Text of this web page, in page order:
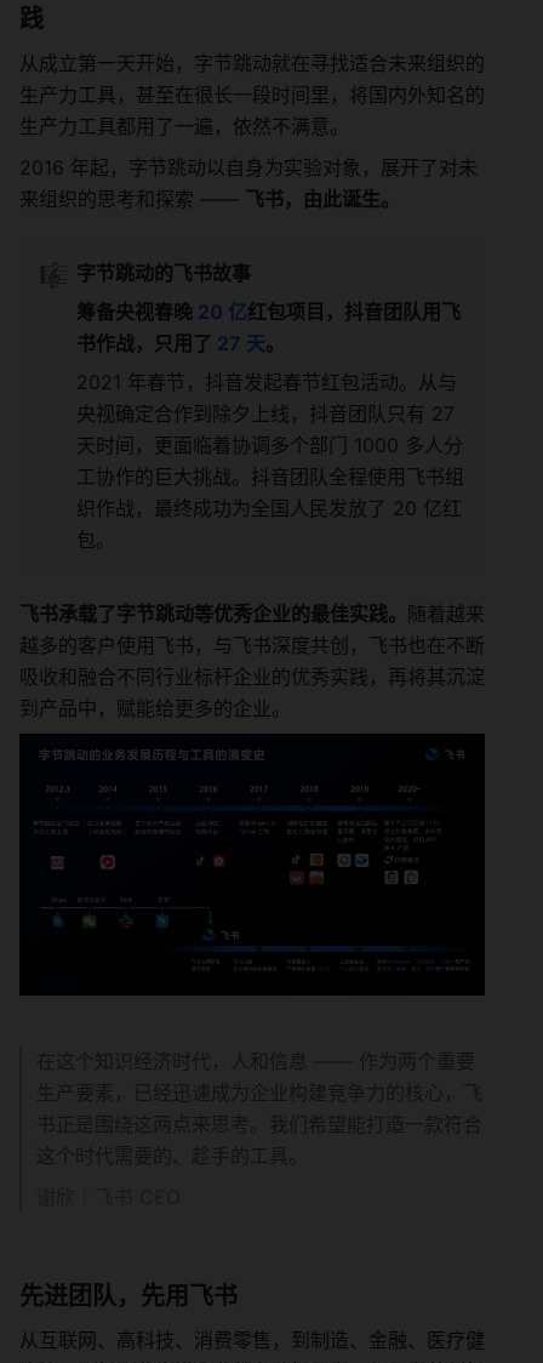
践
从成立第一天开始，字节跳动就在寻找适合未来组织的
生产力工具，甚至在很长一段时间里，将国内外知名的
生产力工具都用了一遍，依然不满意。
2016 年起，字节跳动以自身为实验对象，展开了对未
来组织的思考和探索 —— 飞书，由此诞生。
🎼
字节跳动的飞书故事
筹备央视春晚 20 亿红包项目，抖音团队用飞
书作战，只用了 27 天。
2021 年春节，抖音发起春节红包活动。从与
央视确定合作到除夕上线，抖音团队只有 27
天时间，更面临着协调多个部门 1000 多人分
工协作的巨大挑战。抖音团队全程使用飞书组
织作战，最终成功为全国人民发放了 20 亿红
包。
飞书承载了字节跳动等优秀企业的最佳实践。 随着越来
越多的客户使用飞书，与飞书深度共创，飞书也在不断
吸收和融合不同行业标杆企业的优秀实践，再将其沉淀
到产品中，赋能给更多的企业。
在这个知识经济时代，人和信息 —— 作为两个重要
生产要素，已经迅速成为企业构建竞争力的核心，飞
书正是围绕这两点来思考。我们希望能打造一款符合
这个时代需要的、趁手的工具。
先进团队，先用飞书
从互联网、高科技、消费零售，到制造、金融、医疗健